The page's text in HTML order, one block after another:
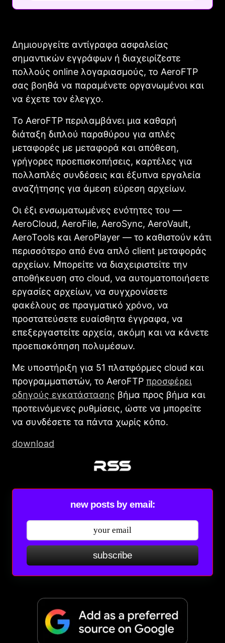
Δημιουργείτε αντίγραφα ασφαλείας
σημαντικών εγγράφων ή διαχειρίζεστε
πολλούς online λογαριασμούς, το AeroFTP
σας βοηθά να παραμένετε οργανωμένοι και
να έχετε τον έλεγχο.
Το AeroFTP περιλαμβάνει μια καθαρή
διάταξη διπλού παραθύρου για απλές
μεταφορές με μεταφορά και απόθεση,
γρήγορες προεπισκοπήσεις, καρτέλες για
πολλαπλές συνδέσεις και έξυπνα εργαλεία
αναζήτησης για άμεση εύρεση αρχείων.
Οι έξι ενσωματωμένες ενότητες του —
AeroCloud, AeroFile, AeroSync, AeroVault,
AeroTools και AeroPlayer — το καθιστούν κάτι
περισσότερο από ένα απλό client μεταφοράς
αρχείων. Μπορείτε να διαχειριστείτε την
αποθήκευση στο cloud, να αυτοματοποιήσετε
εργασίες αρχείων, να συγχρονίσετε
φακέλους σε πραγματικό χρόνο, να
προστατεύσετε ευαίσθητα έγγραφα, να
επεξεργαστείτε αρχεία, ακόμη και να κάνετε
προεπισκόπηση πολυμέσων.
Με υποστήριξη για 51 πλατφόρμες cloud και
προγραμματιστών, το AeroFTP προσφέρει
οδηγούς εγκατάστασης βήμα προς βήμα και
προτεινόμενες ρυθμίσεις, ώστε να μπορείτε
να συνδέσετε τα πάντα χωρίς κόπο.
download
new posts by email:
subscribe